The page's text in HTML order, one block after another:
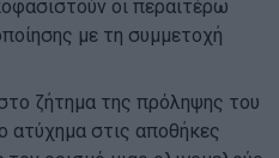
οι περαιτέρω
με τη συμμετοχή
ζήτημα της πρόληψης του
ατύχημα στις αποθήκες